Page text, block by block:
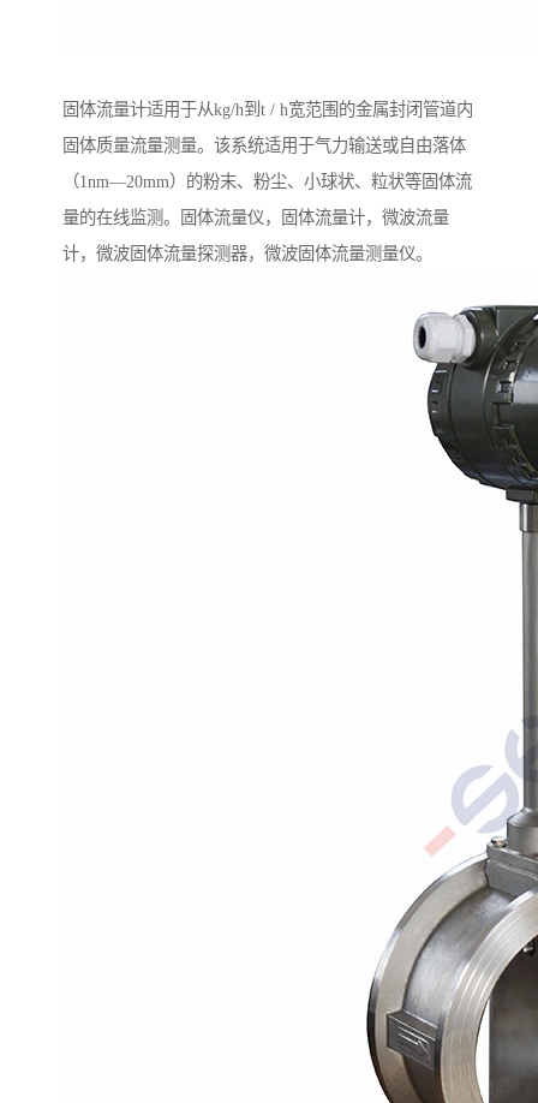
固体流量计适用于从kg/h到t / h宽范围的金属封闭管道内
固体质量流量测量。该系统适用于气力输送或自由落体
（1nm—20mm）的粉末、粉尘、小球状、粒状等固体流
量的在线监测。固体流量仪，固体流量计，微波流量
计，微波固体流量探测器，微波固体流量测量仪。